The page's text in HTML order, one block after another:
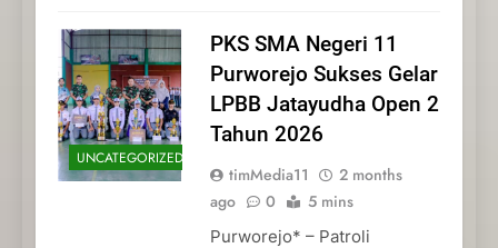
UNCATEGORIZED
PKS SMA Negeri 11
Purworejo Sukses Gelar
LPBB Jatayudha Open 2
Tahun 2026
timMedia11
2 months
ago
0 5 mins
Purworejo* – Patroli